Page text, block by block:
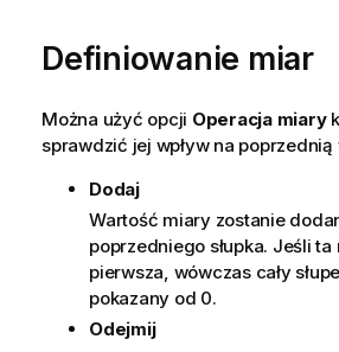
Definiowanie miar
Można użyć opcji Operacja miary
sprawdzić jej wpływ na poprzednią
Dodaj
Wartość miary zostanie
poprzedniego słupka. Jeśli ta
pierwsza, wówczas cały
pokazany od 0.
Odejmij